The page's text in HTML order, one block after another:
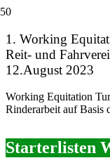
1. Working
Reit- und
12.August 2023
Working Equitation
Rinderarbeit auf Basis
Starterlisten